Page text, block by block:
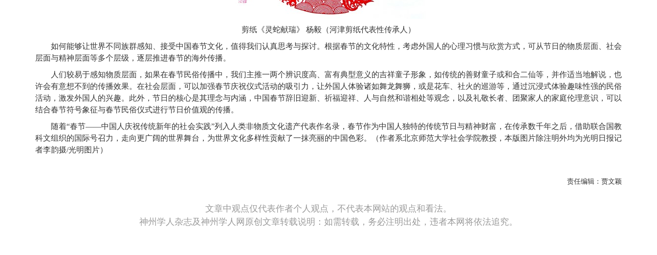
剪纸《灵蛇献瑞》 杨毅（河津剪纸代表性传承人）
如何能够让世界不同族群感知、接受中国春节文化，值得我们认真思考与探讨。根据春节的文化特性，考虑外国人的心理习惯与欣赏方式，可从节日的物质层面、社会
层面与精神层面等多个层级，逐层推进春节的海外传播。
人们较易于感知物质层面，如果在春节民俗传播中，我们主推一两个辨识度高、富有典型意义的吉祥童子形象，如传统的善财童子或和合二仙等，并作适当地解说，也
许会有意想不到的传播效果。在社会层面，可以加强春节庆祝仪式活动的吸引力，让外国人体验诸如舞龙舞狮，或是花车、社火的巡游等，通过沉浸式体验趣味性强的民俗
活动，激发外国人的兴趣。此外，节日的核心是其理念与内涵，中国春节辞旧迎新、祈福迎祥、人与自然和谐相处等观念，以及礼敬长者、团聚家人的家庭伦理意识，可以
结合春节符号象征与春节民俗仪式进行节日价值观的传播。
随着“春节——中国人庆祝传统新年的社会实践”列入人类非物质文化遗产代表作名录，春节作为中国人独特的传统节日与精神财富，在传承数千年之后，借助联合国教
科文组织的国际号召力，走向更广阔的世界舞台，为世界文化多样性贡献了一抹亮丽的中国色彩。
（作者系北京师范大学社会学院教授，本版图片除注明外均为光明日报记
者李韵摄/光明图片）
责任编辑：贾文颖
文章中观点仅代表作者个人观点，不代表本网站的观点和看法。
神州学人杂志及神州学人网原创文章转载说明：如需转载，务必注明出处，违者本网将依法追究。